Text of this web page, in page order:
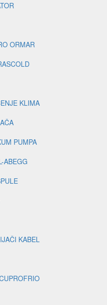
ORMAR
KLIMA
PUMPA
ABEGG
KABEL